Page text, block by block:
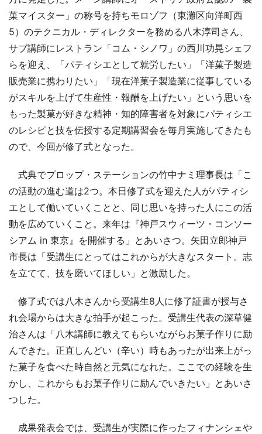
菓マイスター」の称号を持ちモロゾフ（東灘区向洋町西
5）のテクニカル・ディレクターを務める八木淳司さん、
サブ講師にレストラン「コム・シノワ」の西川功晃シェフ
らを迎え、「パティシエとして就労したい」「洋菓子製造
販売業に携わりたい」「現在洋菓子製造業に従事している
がスキルを上げて生産性・報酬を上げたい」という思いを
もった製菓が好きな精神・知的障害者を対象にパティシエ
のレシピと技を伝授する定期講習会を毎月実施してきたも
ので、今回が修了式となった。
式典でプロップ・ステーションの竹中ナミ理事長は「こ
の活動の進む道は2つ。本日修了式を迎えた人がパティシ
エとして働いていくことと、同じ思いを持った人にこの活
動を広めていくこと。来年は『神戸スウィーツ・コンソー
シアム in 東京』を開催する」とあいさつ。矢田立郎神戸
市長は「受講生にとってはこれからが大きなスタート。志
を立てて、技を磨いてほしい」と激励した。
修了式では八木さんから受講生8人に修了証書が授与さ
れ会場からは大きな拍手が起こった。受講生代表の深草健
治さんは「八木講師に教えてもらいながらお菓子作りに励
んできた。正直しんどい（辛い）時もあったが出来上がっ
た菓子を食べた時自然と元気になれた。ここでの経験を生
かし、これからもお菓子作りに励んでいきたい」とあいさ
つした。
成果発表会では、受講生が実際に作ったフィナンシェや